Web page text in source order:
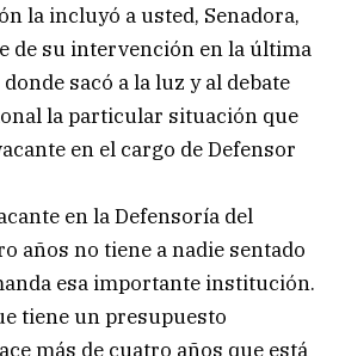
la incluyó a usted, Senadora,
de su intervención en la última
sacó a la luz y al debate
la particular situación que
en el cargo de Defensor
en la Defensoría del
años no tiene a nadie sentado
esa importante institución.
tiene un presupuesto
más de cuatro años que está